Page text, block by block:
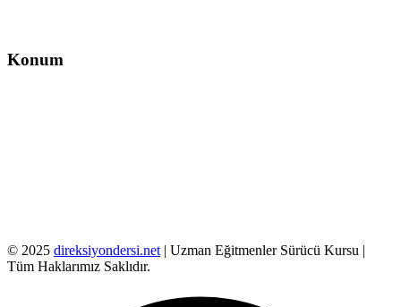
Konum
© 2025 direksiyondersi.net | Uzman Eğitmenler Sürücü Kursu |
Tüm Haklarımız Saklıdır.